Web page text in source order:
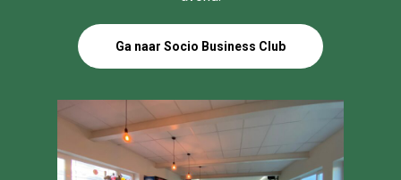
Ga naar Socio Business Club